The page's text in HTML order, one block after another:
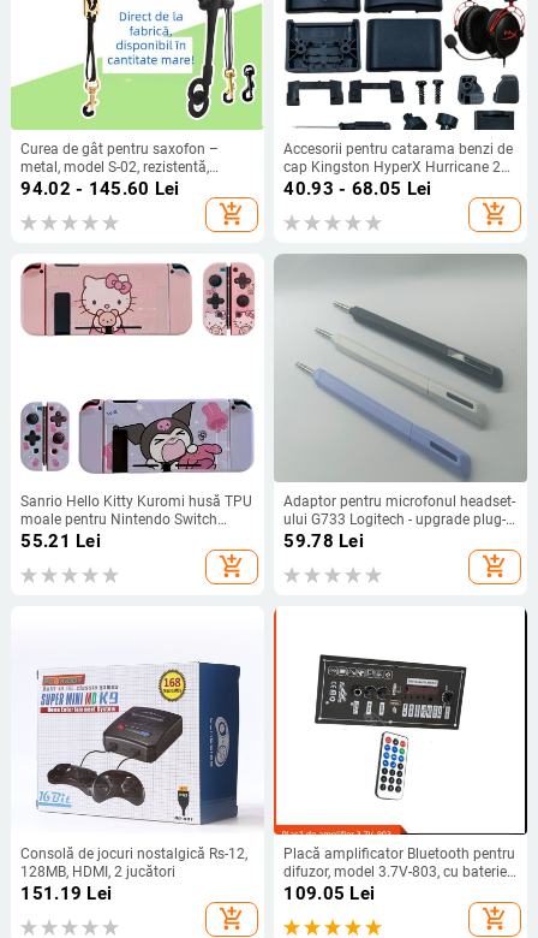
Curea de gât pentru saxofon –
metal, model S-02, rezistentă,
potrivită pentru adulți și copii, curea
94.02 - 145.60 Lei
add_shopping_cart
Accesorii pentru catarama benzi de
cap Kingston HyperX Hurricane 2
Tomahawk Alpha Storm —
Tomahawk Alpha Storm; montaj
40.93 - 68.05 Lei
add_shopping_cart
Sanrio Hello Kitty Kuromi husă TPU
moale pentru Nintendo Switch
OLED, roz
55.21 Lei
add_shopping_cart
Adaptor pentru microfonul headset-
ului G733 Logitech - upgrade plug-
and-play
59.78 Lei
add_shopping_cart
Consolă de jocuri nostalgică Rs-12,
128MB, HDMI, 2 jucători
151.19 Lei
add_shopping_cart
Placă amplificator Bluetooth pentru
difuzor, model 3.7V-803, cu baterie
litiu reîncărcabilă pentru proiect DIY
109.05 Lei
add_shopping_cart